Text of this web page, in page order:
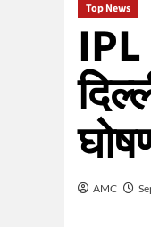
Top News
AMC